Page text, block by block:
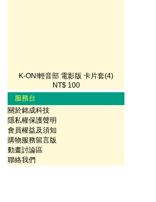
K-ON!輕音部 電影版 卡片套(4)
NT$ 100
服務台
關於銘成科技
隱私權保護聲明
會員權益及須知
購物服務留言版
動畫討論區
聯絡我們